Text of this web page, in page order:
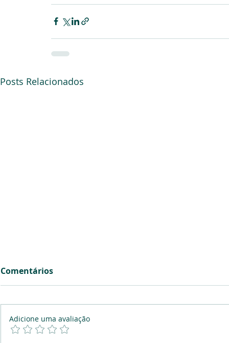
Posts Relacionados
Comentários
Adicione uma avaliação